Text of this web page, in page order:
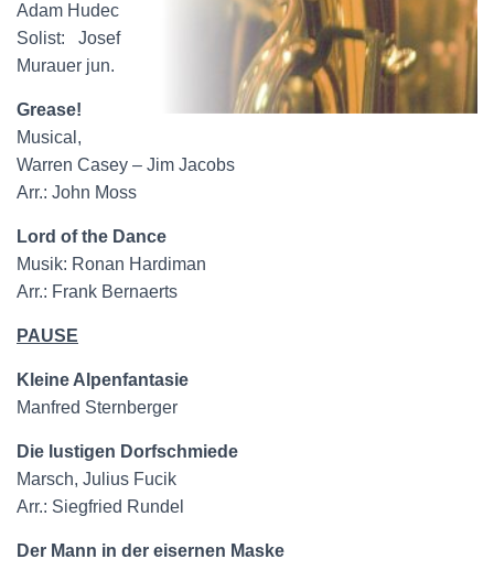
Adam Hudec
Solist: Josef
Murauer jun.
Grease!
Musical,
Warren Casey – Jim Jacobs
Arr.: John Moss
Lord of the Dance
Musik: Ronan Hardiman
Arr.: Frank Bernaerts
PAUSE
Kleine Alpenfantasie
Manfred Sternberger
Die lustigen Dorfschmiede
Marsch, Julius Fucik
Arr.: Siegfried Rundel
Der Mann in der eisernen Maske